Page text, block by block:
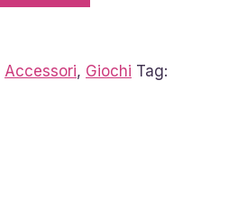
Accessori, Giochi Tag: